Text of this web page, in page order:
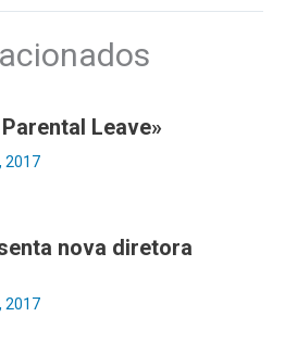
Leave»
2017
nova diretora
2017